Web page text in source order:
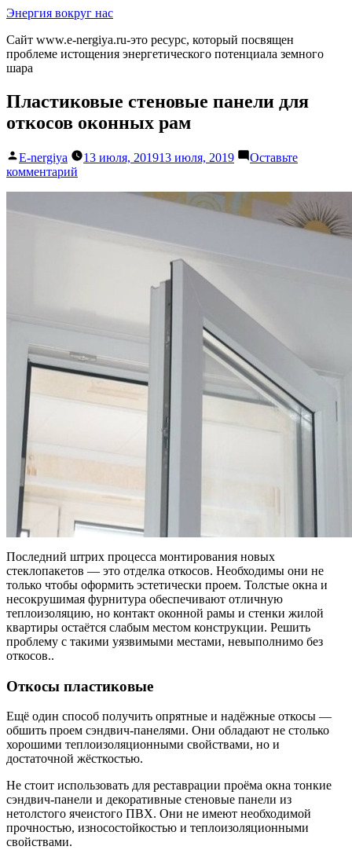
Перейти
содержимому
Энергия вокруг нас
Сайт www.e-nergiya.ru-это ресурс, который посвящен
проблеме истощения энергетического потенциала земного
шара
Пластиковые стеновые панели для
откосов оконных рам
Написано
автором
E-nergiya 13 июля, 201913 июля, 2019
Оставьте
комментарий
для
Последний штрих процесса монтирования новых
стеклопакетов — это отделка откосов. Необходимы они не
только чтобы оформить эстетически проем. Толстые окна и
несокрушимая фурнитура обеспечивают отличную
теплоизоляцию, но контакт оконной рамы и стенки жилой
квартиры остаётся слабым местом конструкции. Решить
проблему с такими уязвимыми местами, невыполнимо без
откосов..
Откосы пластиковые
Ещё один способ получить опрятные и надёжные откосы —
обшить проем сэндвич-панелями. Они обладают не столько
хорошими теплоизоляционными свойствами, но и
достаточной жёсткостью.
Не стоит использовать для реставрации проёма окна тонкие
сэндвич-панели и декоративные стеновые панели из
нетолстого ячеистого ПВХ. Они не имеют необходимой
прочностью, износостойкостью и теплоизоляционными
свойствами.